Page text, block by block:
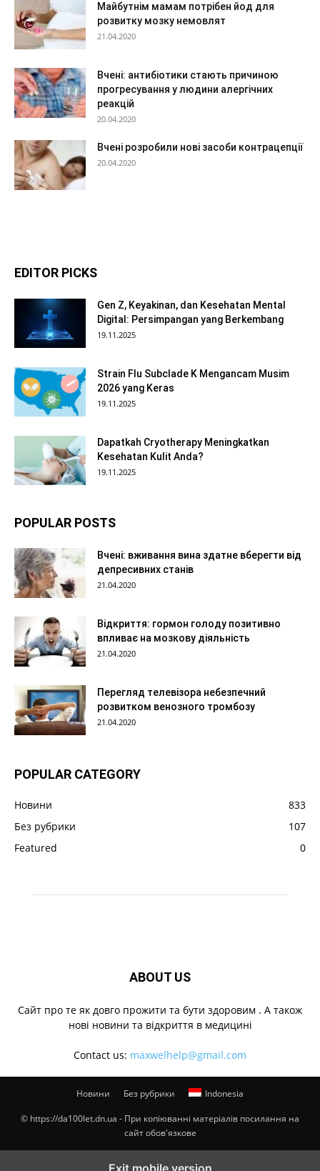
Майбутнім мамам потрібен йод для
розвитку мозку немовлят
21.04.2020
Вчені: антибіотики стають причиною
прогресування у людини алергічних
реакцій
20.04.2020
Вчені розробили нові засоби контрацепції
20.04.2020
EDITOR PICKS
Gen Z, Keyakinan, dan Kesehatan Mental
Digital: Persimpangan yang Berkembang
19.11.2025
Strain Flu Subclade K Mengancam Musim
2026 yang Keras
19.11.2025
Dapatkah Cryotherapy Meningkatkan
Kesehatan Kulit Anda?
19.11.2025
POPULAR POSTS
Вчені: вживання вина здатне вберегти від
депресивних станів
21.04.2020
Відкриття: гормон голоду позитивно
впливає на мозкову діяльність
21.04.2020
Перегляд телевізора небезпечний
розвитком венозного тромбозу
21.04.2020
POPULAR CATEGORY
Новини
833
Без рубрики
107
Featured
0
ABOUT US
Cайт про те як довго прожити та бути здоровим . А також
нові новини та відкриття в медицині
Contact us: maxwelhelp@gmail.com
Новини Без рубрики Indonesia
© https://da100let.dn.ua - При копіюванні матеріалів посилання на
сайт обов'язкове